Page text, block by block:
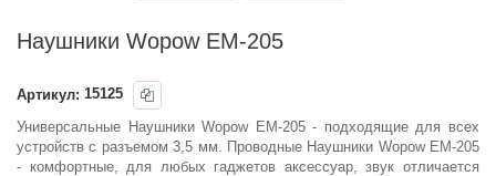
Наушники Wopow EM-205
Артикул: 15125
Универсальные Наушники Wopow EM-205 - подходящие для всех
устройств с разъемом 3,5 мм. Проводные Наушники Wopow EM-205
- комфортные, для любых гаджетов аксессуар, звук отличается